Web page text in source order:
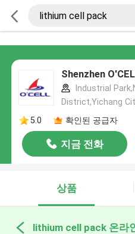
Shenzhen
Industrial
District,Yichang
5.0
확인된 공급자
지금 전화
상품
lithium cell pack 온라